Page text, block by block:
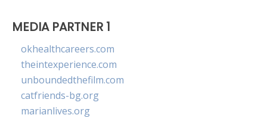
MEDIA PARTNER 1
okhealthcareers.com
theintexperience.com
unboundedthefilm.com
catfriends-bg.org
marianlives.org